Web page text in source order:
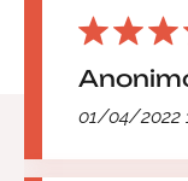
01/04/2022